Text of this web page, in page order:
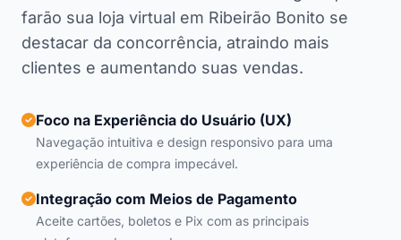
farão sua loja virtual em Ribeirão Bonito se
destacar da concorrência, atraindo mais
clientes e aumentando suas vendas.
Foco na Experiência do Usuário (UX)
Navegação intuitiva e design responsivo para uma
experiência de compra impecável.
Integração com Meios de Pagamento
Aceite cartões, boletos e Pix com as principais